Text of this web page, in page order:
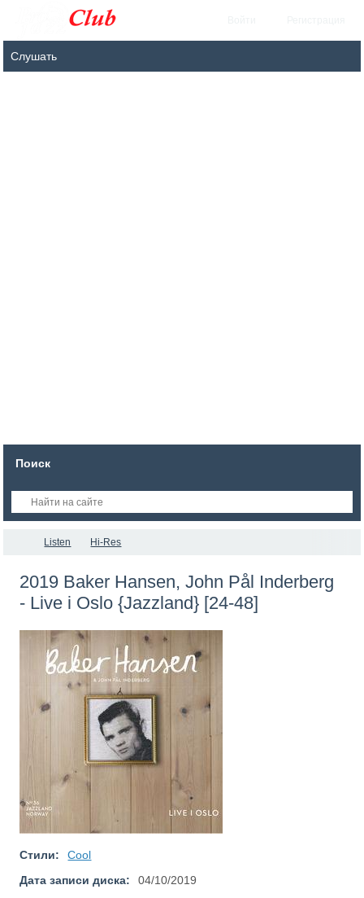
Поиск
Listen Hi-Res
2019 Baker Hansen, John Pål Inderberg
- Live i Oslo {Jazzland} [24-48]
Стили:
Cool
Дата записи диска:
04/10/2019